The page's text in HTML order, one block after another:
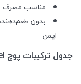
مناسب مصرف
بدون
ایمن
جدول ترکیبات پوچ Royal Canin Sensory Feel